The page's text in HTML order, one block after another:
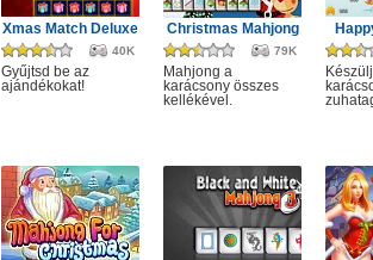
Xmas Match Deluxe
40K
Gyűjtsd be az
ajándékokat!
Christmas Mahjong
79K
Mahjong a
karácsony összes
kellékével.